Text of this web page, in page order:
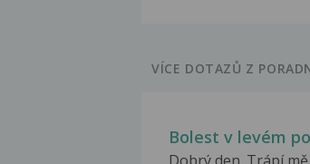
VÍCE DOTAZŮ Z
Bolest v levém